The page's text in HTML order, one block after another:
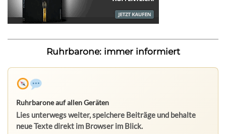
Ruhrbarone: immer informiert
Ruhrbarone auf allen Geräten
Lies unterwegs weiter, speichere Beiträge und behalte
neue Texte direkt im Browser im Blick.